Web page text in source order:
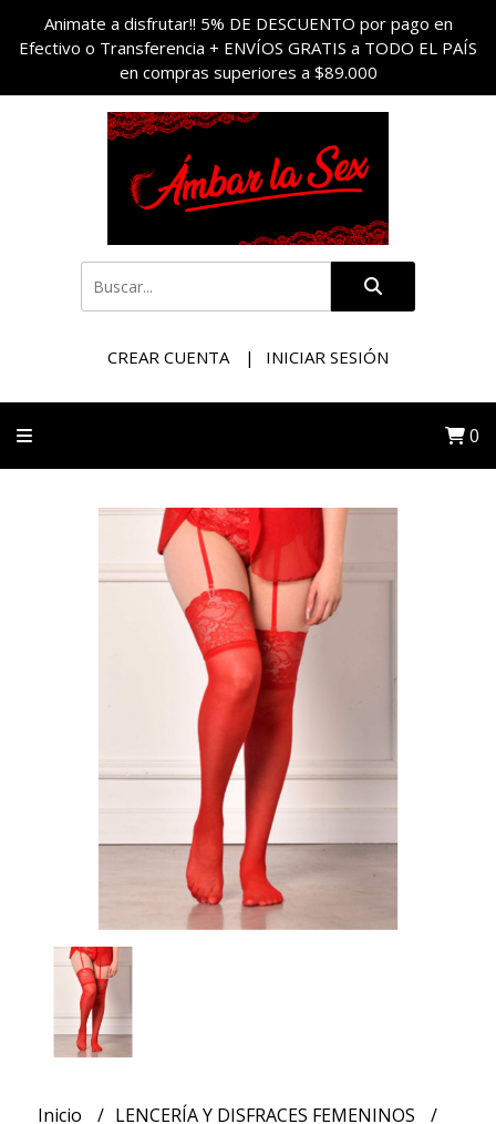
Animate a disfrutar!! 5% DE DESCUENTO por pago en
Efectivo o Transferencia + ENVÍOS GRATIS a TODO EL PAÍS
en compras superiores a $89.000
CREAR CUENTA INICIAR SESIÓN
0
Inicio
LENCERÍA Y DISFRACES FEMENINOS